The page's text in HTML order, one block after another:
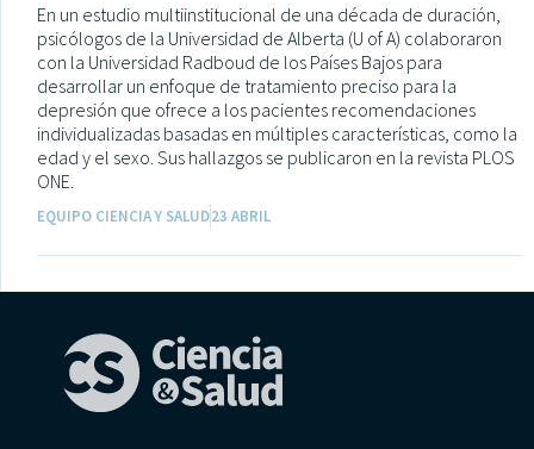
En un estudio multiinstitucional de una década de duración,
psicólogos de la Universidad de Alberta (U of A) colaboraron
con la Universidad Radboud de los Países Bajos para
desarrollar un enfoque de tratamiento preciso para la
depresión que ofrece a los pacientes recomendaciones
individualizadas basadas en múltiples características, como la
edad y el sexo. Sus hallazgos se publicaron en la revista PLOS
ONE.
EQUIPO CIENCIA Y SALUD23 ABRIL